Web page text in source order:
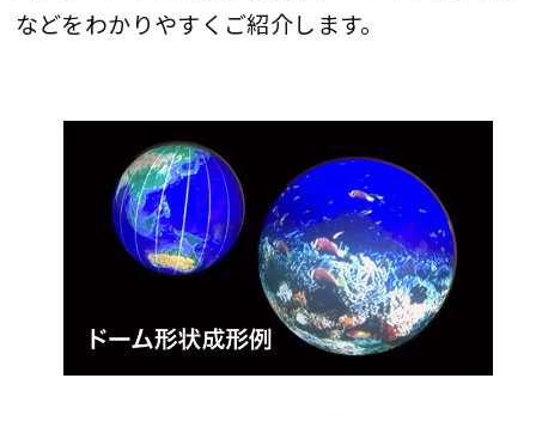
などをわかりやすくご紹介します。